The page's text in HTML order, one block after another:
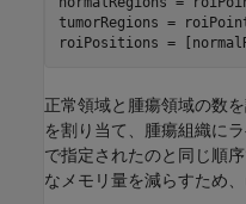
tumorRegions =
roiPositions =
正常領域と腫瘍領域の数
を割り当て、腫瘍組織に
で指定されたのと同じ順
なメモリ量を減らすため、